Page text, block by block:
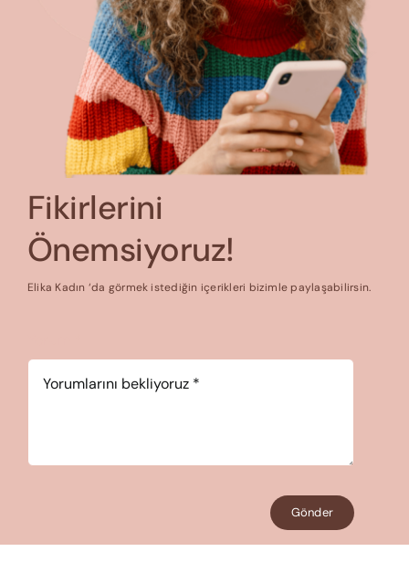
Fikirlerini
Önemsiyoruz!
Elika Kadın ‘da görmek istediğin içerikleri bizimle paylaşabilirsin.
Gönder